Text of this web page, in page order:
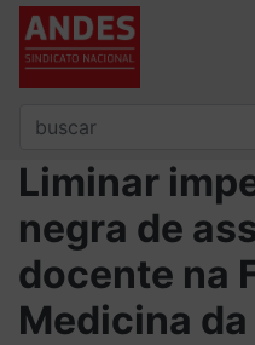
Liminar
negra de
docente na
Medicina da